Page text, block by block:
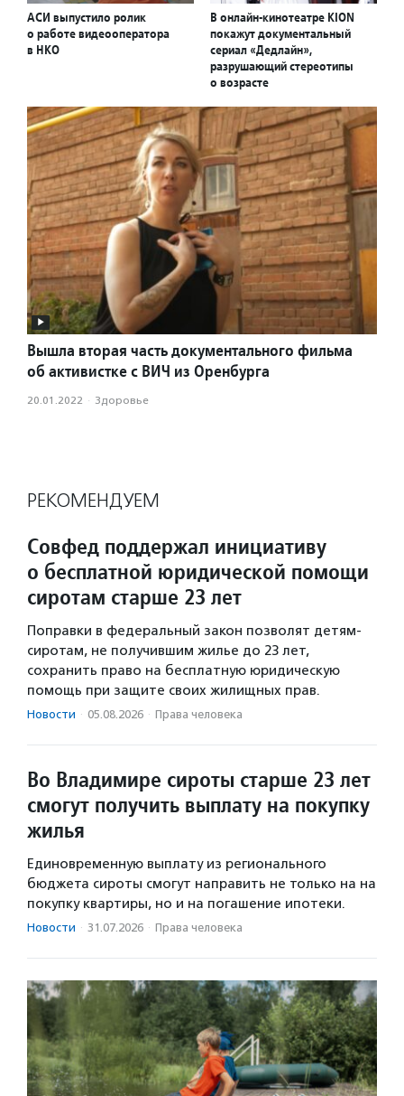
АСИ выпустило ролик
о работе видеооператора
в НКО
В онлайн-кинотеатре KION
покажут документальный
сериал «Дедлайн»,
разрушающий стереотипы
о возрасте
Вышла вторая часть документального фильма
об активистке с ВИЧ из Оренбурга
20.01.2022 · Здоровье
РЕКОМЕНДУЕМ
Совфед поддержал инициативу
о бесплатной юридической помощи
сиротам старше 23 лет
Поправки в федеральный закон позволят детям-
сиротам, не получившим жилье до 23 лет,
сохранить право на бесплатную юридическую
помощь при защите своих жилищных прав.
Новости · 05.08.2026 · Права человека
Во Владимире сироты старше 23 лет
смогут получить выплату на покупку
жилья
Единовременную выплату из регионального
бюджета сироты смогут направить не только на на
покупку квартиры, но и на погашение ипотеки.
Новости · 31.07.2026 · Права человека